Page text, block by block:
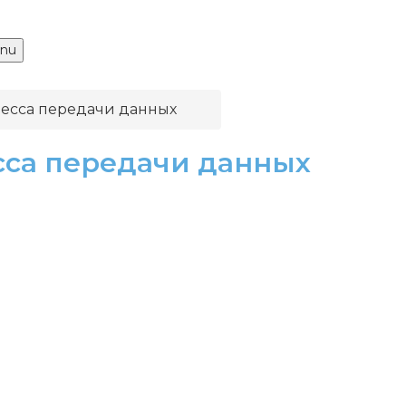
передачи данных
передачи данных